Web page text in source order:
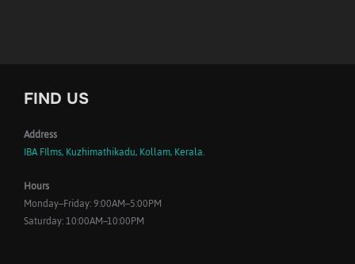
FIND US
Address
IBA FIlms, Kuzhimathikadu, Kollam, Kerala.
Hours
Monday–Friday: 9:00AM–5:00PM
Saturday: 10:00AM–10:00PM